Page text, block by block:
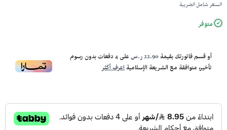
السعر شامل الضريبة
متوفر
أو قسم فاتورتك بقيمة22.90 ر.س على4دفعات بدون رسوم
تأخير، متوافقة مع الشريعة الإسلاميةاعرف أكثر